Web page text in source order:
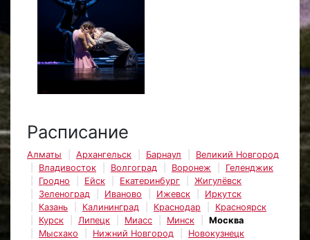
Расписание
Алматы Архангельск Барнаул
Великий Новгород
Владивосток
Волгоград Воронеж
Геленджик
Гродно
Ейск Екатеринбург
Жигулёвск
Зеленоград
Иваново Ижевск
Иркутск
Казань
Калининград Краснодар
Красноярск
Курск
Липецк Миасс Минск
Москва
Мысхако
Нижний Новгород
Новокузнецк